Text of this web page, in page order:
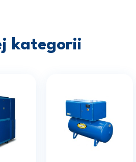
kategorii